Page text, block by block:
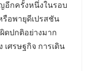
อีกครั้งหนึ่งในรอบ
อพายุดีเปรสชัน
ดปกติอย่างมาก
เศรษฐกิจ การเดิน